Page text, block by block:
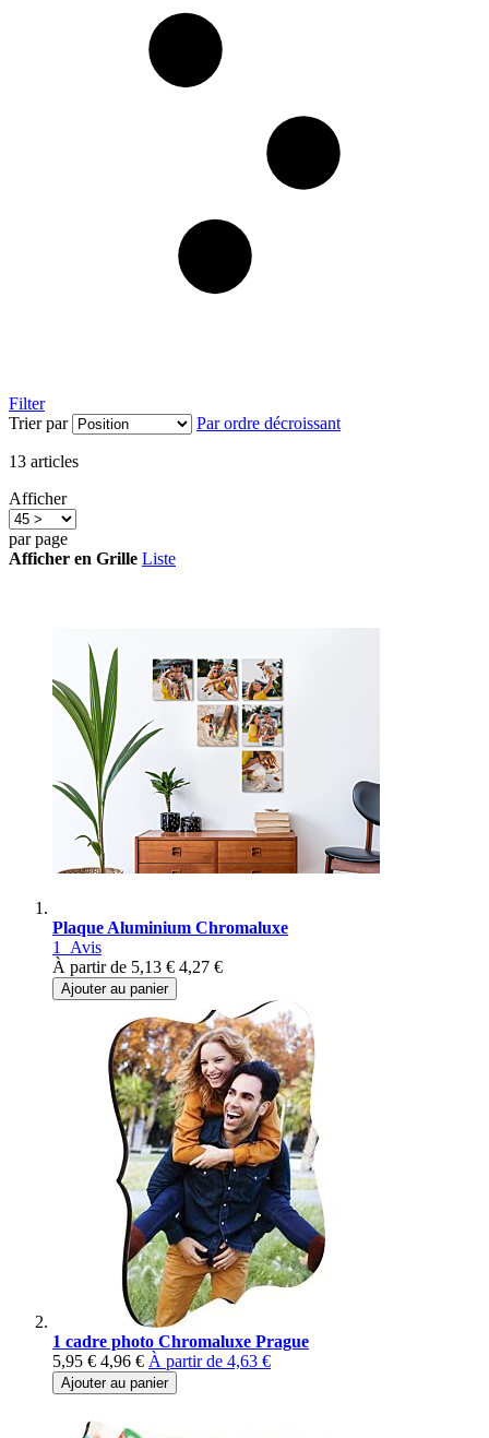
Filter
Trier par
Par ordre décroissant
13 articles
Afficher
par page
Afficher en Grille Liste
Plaque Aluminium Chromaluxe
1 Avis
À partir de 5,13 € 4,27 €
Ajouter au panier
1 cadre photo Chromaluxe Prague
5,95 € 4,96 € À partir de 4,63 €
Ajouter au panier